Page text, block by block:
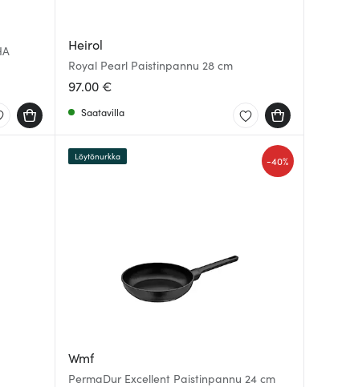
Heirol
Royal Pearl Paistinpannu 28 cm
97.00 €
Saatavilla
Wmf
PermaDur Excellent Paistinpannu 24 cm
-40%
Löytönurkka